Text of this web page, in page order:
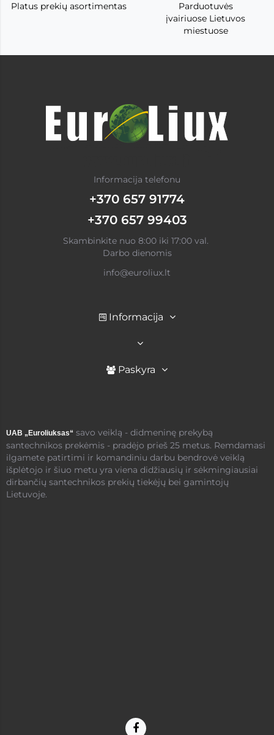
Platus prekių asortimentas
Parduotuvės
įvairiuose Lietuvos
miestuose
Informacija telefonu
+370 657 91774
+370 657 99403
Skambinkite nuo 8:00 iki 17:00 val.
Darbo dienomis
info@euroliux.lt
Informacija
Paskyra
UAB „Euroliuksas“ savo veiklą - didmeninę prekybą
santechnikos prekėmis - pradėjo prieš 25 metus. Remdamasi
ilgamete patirtimi ir komandiniu darbu bendrovė veiklą
išplėtojo ir šiuo metu yra viena didžiausių ir sėkmingiausiai
dirbančių santechnikos prekių tiekėjų bei gamintojų
Lietuvoje.